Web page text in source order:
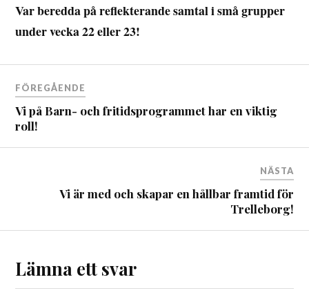
Var beredda på reflekterande samtal i små grupper
under vecka 22 eller 23!
FÖREGÅENDE
Vi på Barn- och fritidsprogrammet har en viktig
roll!
NÄSTA
Vi är med och skapar en hållbar framtid för
Trelleborg!
Lämna ett svar